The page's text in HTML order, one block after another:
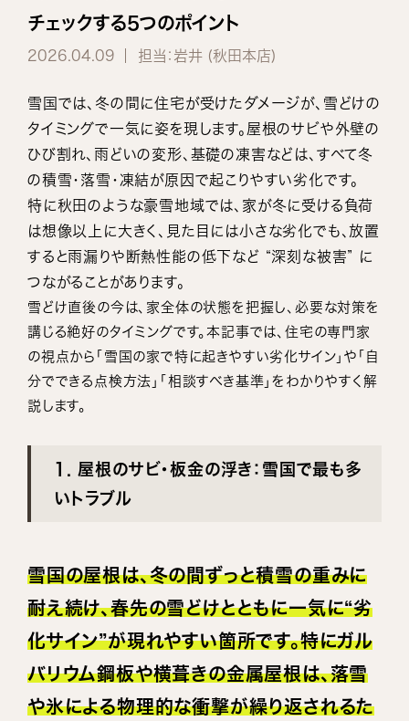
チェックする5つのポイント
2026.04.09 担当：岩井 (秋田本店)
雪国では、冬の間に住宅が受けたダメージが、雪どけの
タイミングで一気に姿を現します。屋根のサビや外壁の
ひび割れ、雨どいの変形、基礎の凍害などは、すべて冬
の積雪・落雪・凍結が原因で起こりやすい劣化です。
特に秋田のような豪雪地域では、家が冬に受ける負荷
は想像以上に大きく、見た目には小さな劣化でも、放置
すると雨漏りや断熱性能の低下など “深刻な被害” に
つながることがあります。
雪どけ直後の今は、家全体の状態を把握し、必要な対策を
講じる絶好のタイミングです。本記事では、住宅の専門家
の視点から「雪国の家で特に起きやすい劣化サイン」や「自
分でできる点検方法」「相談すべき基準」をわかりやすく解
説します。
1. 屋根のサビ・板金の浮き：雪国で最も多
いトラブル
雪国の屋根は、冬の間ずっと積雪の重みに
耐え続け、春先の雪どけとともに一気に“劣
化サイン”が現れやすい箇所です。特にガル
バリウム鋼板や横葺きの金属屋根は、落雪
や氷による物理的な衝撃が繰り返されるた